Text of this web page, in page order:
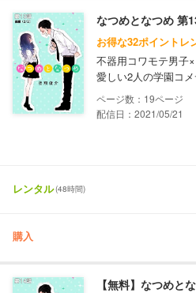
なつめとなつめ 第
お得な32ポイントレ
不器用コワモテ男子
愛しい2人の学園コメ
19
配信日：2021/05/21
レンタル(48時間)
購入
【無料】なつめと